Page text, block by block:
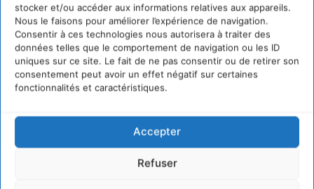
stocker et/ou accéder aux informations relatives aux appareils.
Nous le faisons pour améliorer l’expérience de navigation.
Consentir à ces technologies nous autorisera à traiter des
données telles que le comportement de navigation ou les ID
uniques sur ce site. Le fait de ne pas consentir ou de retirer son
consentement peut avoir un effet négatif sur certaines
fonctionnalités et caractéristiques.
Accepter
Refuser
Transformer les
territoires par le
dialogue et la